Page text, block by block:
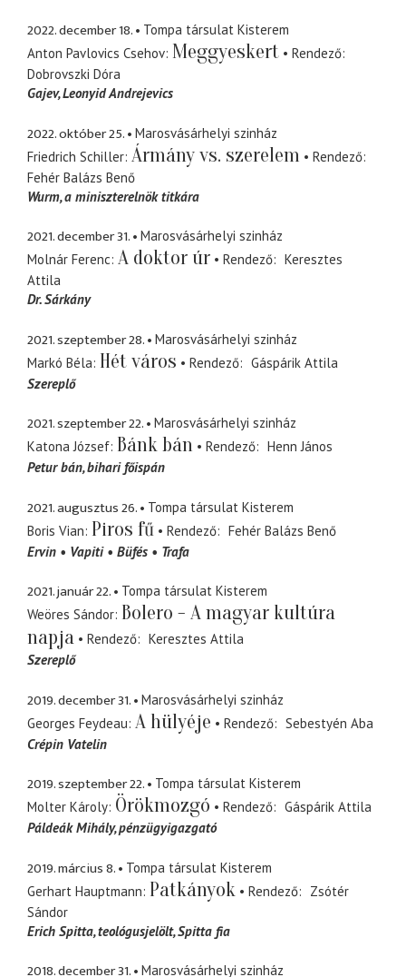
2022. december 18.
Tompa társulat Kisterem
Anton Pavlovics Csehov Meggyeskert
Rendező
Dobrovszki Dóra
Gajev Leonyid Andrejevics
2022. október 25.
Marosvásárhelyi szinház
Friedrich Schiller Ármány vs. szerelem
Rendező
Fehér Balázs Benő
Wurm a miniszterelnök titkára
2021. december 31.
Marosvásárhelyi szinház
Molnár Ferenc A doktor úr Rendező
Keresztes
Attila
Dr. Sárkány
2021. szeptember 28.
Marosvásárhelyi szinház
Markó Béla Hét város Rendező
Gáspárik Attila
Szereplő
2021. szeptember 22.
Marosvásárhelyi szinház
Katona József Bánk bán Rendező
Henn János
Petur bán bihari főispán
2021. augusztus 26.
Tompa társulat Kisterem
Boris Vian Piros fű Rendező
Fehér Balázs Benő
Ervin
Vapiti Büfés Trafa
2021. január 22.
Tompa társulat Kisterem
Weöres Sándor Bolero - A magyar kultúra
napja
Rendező
Keresztes Attila
Szereplő
2019. december 31.
Marosvásárhelyi szinház
Georges Feydeau A hülyéje Rendező
Sebestyén Aba
Crépin Vatelin
2019. szeptember 22.
Tompa társulat Kisterem
Molter Károly Örökmozgó Rendező
Gáspárik Attila
Páldeák Mihály pénzügyigazgató
2019. március 8.
Tompa társulat Kisterem
Gerhart Hauptmann Patkányok Rendező
Zsótér
Sándor
Erich Spitta teológusjelölt, Spitta fia
2018. december 31. Marosvásárhelyi szinház